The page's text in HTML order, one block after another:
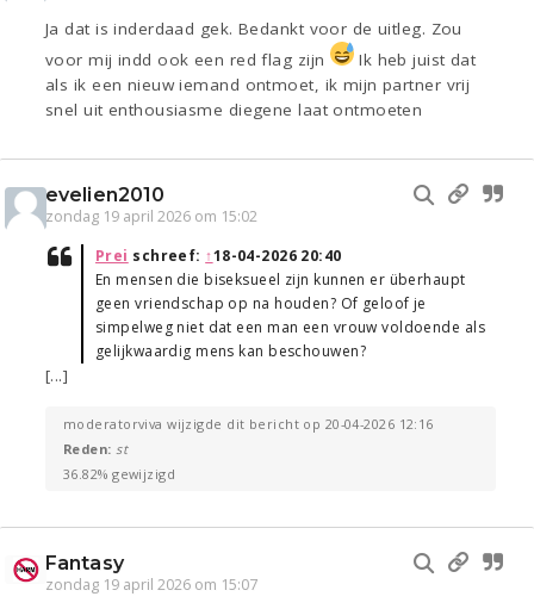
Ja dat is inderdaad gek. Bedankt voor de uitleg. Zou
voor mij indd ook een red flag zijn
Ik heb juist dat
als ik een nieuw iemand ontmoet, ik mijn partner vrij
snel uit enthousiasme diegene laat ontmoeten
evelien2010
zondag 19 april 2026 om 15:02
Prei schreef: ↑18-04-2026 20:40
En mensen die biseksueel zijn kunnen er überhaupt
geen vriendschap op na houden? Of geloof je
simpelweg niet dat een man een vrouw voldoende als
gelijkwaardig mens kan beschouwen?
[...]
moderatorviva wijzigde dit bericht op 20-04-2026 12:16
Reden:st
36.82% gewijzigd
Fantasy
zondag 19 april 2026 om 15:07